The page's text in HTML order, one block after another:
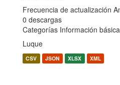
Frecuencia de actualización
0 descargas
Categorías Información
Luque
CSV JSON XLSX XML